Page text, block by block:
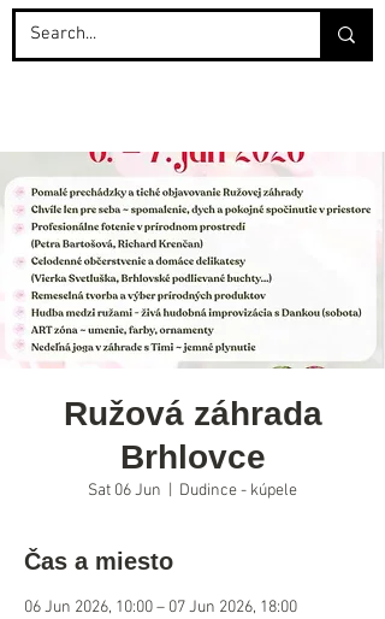
Ružová záhrada
Brhlovce
Sat 06 Jun Dudince - kúpele
Čas a miesto
06 Jun 2026, 10:00 – 07 Jun 2026, 18:00